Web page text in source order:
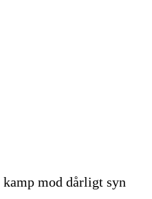
mod dårligt syn